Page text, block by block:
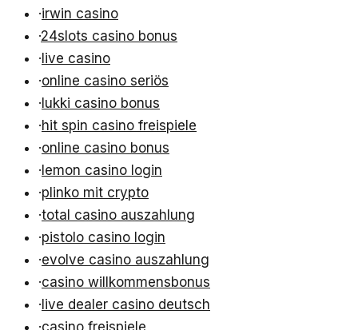
·irwin casino
·24slots casino bonus
·live casino
·online casino seriös
·lukki casino bonus
·hit spin casino freispiele
·online casino bonus
·lemon casino login
·plinko mit crypto
·total casino auszahlung
·pistolo casino login
·evolve casino auszahlung
·casino willkommensbonus
·live dealer casino deutsch
·casino freispiele